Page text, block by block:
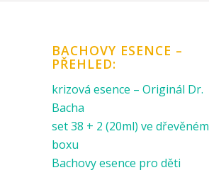
BACHOVY ESENCE –
PŘEHLED:
krizová esence – Originál Dr.
Bacha
set 38 + 2 (20ml) ve dřevěném
boxu
Bachovy esence pro děti